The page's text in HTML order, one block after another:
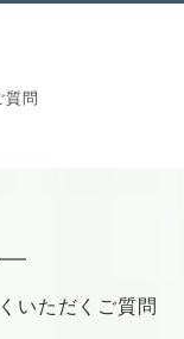
質問
いただくご質問